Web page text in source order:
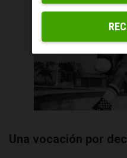
Una vocación por